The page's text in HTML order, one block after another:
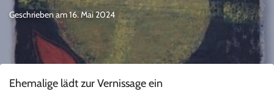
Geschrieben am 16. Mai 2024
Ehemalige lädt zur Vernissage ein